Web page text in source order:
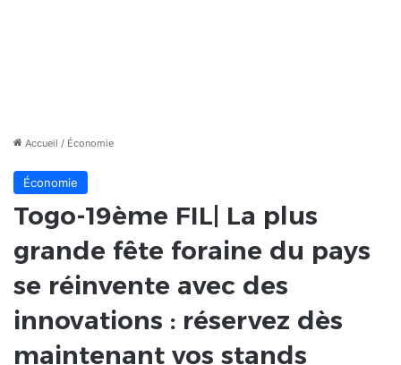
Accueil / Économie
Économie
Togo-19ème FIL| La plus
grande fête foraine du pays
se réinvente avec des
innovations : réservez dès
maintenant vos stands